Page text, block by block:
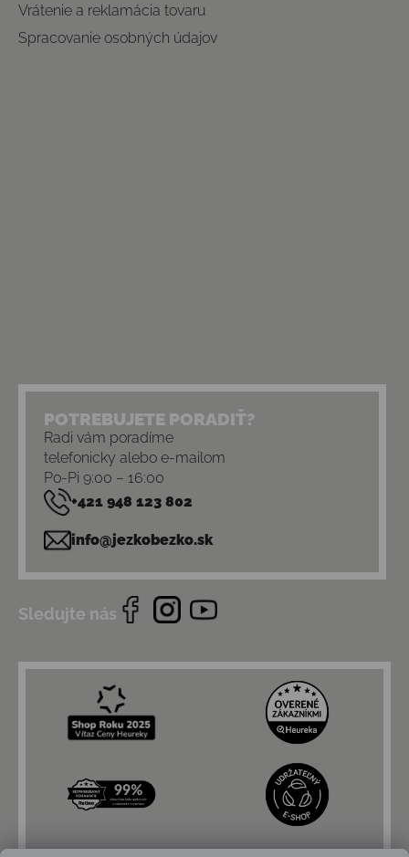
Vrátenie a reklamácia tovaru
Spracovanie osobných údajov
POTREBUJETE PORADIŤ?
Radi vám poradíme
telefonicky alebo e-mailom
Po-Pi 9:00 – 16:00
+421 948 123 802
info@jezkobezko.sk
Sledujte nás